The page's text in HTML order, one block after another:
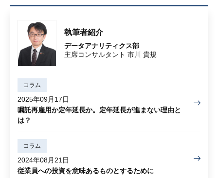
執筆者紹介
データアナリティクス部
主席コンサルタント 市川 貴規
コラム
2025年09月17日
嘱託再雇用か定年延長か。定年延長が進まない理由と
は？
コラム
2024年08月21日
従業員への投資を意味あるものとするために